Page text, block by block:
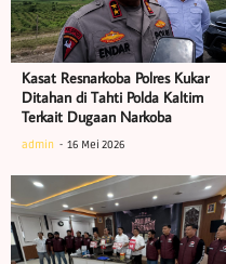
Kasat Resnarkoba Polres Kukar
Ditahan di Tahti Polda Kaltim
Terkait Dugaan Narkoba
admin 16 Mei 2026